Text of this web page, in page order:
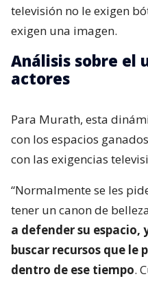
televisión no le exigen
exigen una imagen.
Análisis sobre el
actores
Para Murath, esta
con los espacios
con las exigencias
“Normalmente se les
tener un canon de
a defender su espacio,
buscar recursos que
dentro de ese tiempo.